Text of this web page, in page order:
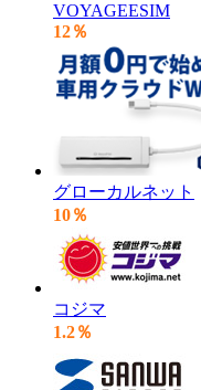
VOYAGEESIM
12％
グローカルネット
10％
コジマ
1.2％